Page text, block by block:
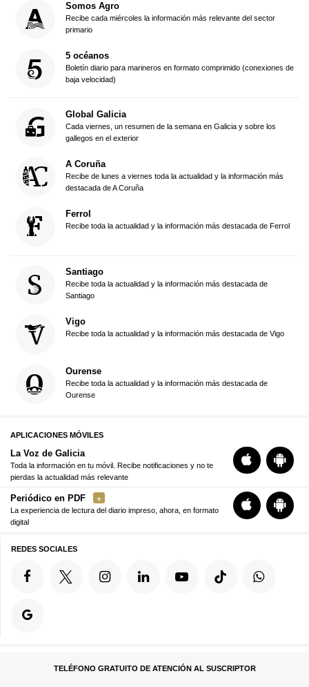
Somos Agro
Recibe cada miércoles la información más relevante del sector
primario
5 océanos
Boletín diario para marineros en formato comprimido (conexiones de
baja velocidad)
Global Galicia
Cada viernes, un resumen de la semana en Galicia y sobre los
gallegos en el exterior
A Coruña
Recibe de lunes a viernes toda la actualidad y la información más
destacada de A Coruña
Ferrol
Recibe toda la actualidad y la información más destacada de Ferrol
Santiago
Recibe toda la actualidad y la información más destacada de
Santiago
Vigo
Recibe toda la actualidad y la información más destacada de Vigo
Ourense
Recibe toda la actualidad y la información más destacada de
Ourense
APLICACIONES MÓVILES
La Voz de Galicia
Toda la información en tu móvil. Recibe notificaciones y no te
pierdas la actualidad más relevante
Periódico en PDF
La experiencia de lectura del diario impreso, ahora, en formato
digital
REDES SOCIALES
TELÉFONO GRATUITO DE ATENCIÓN AL SUSCRIPTOR